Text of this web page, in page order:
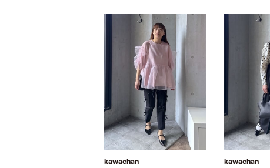
kawachan kawachan